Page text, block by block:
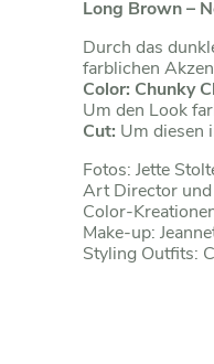
Long Brown –
Durch das
farblichen
Color: Chunky
Um den Look
Cut: Um diesen
Fotos: Jette
Art Director
Color-
Make-up:
Styling Outfits: